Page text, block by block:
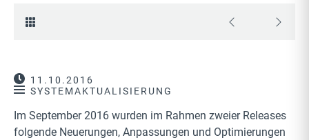
11.10.2016
SYSTEMAKTUALISIERUNG
Im September 2016 wurden im Rahmen zweier Releases
folgende Neuerungen, Anpassungen und Optimierungen